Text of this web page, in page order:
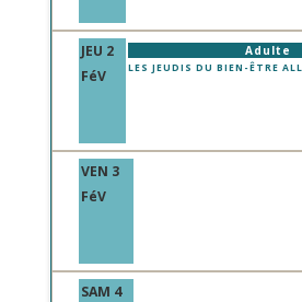
JEU 2
FéV
Adulte
LES JEUDIS DU BIEN-ÊTRE
VEN 3
FéV
SAM 4